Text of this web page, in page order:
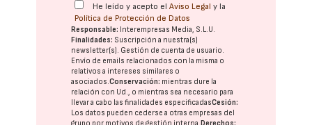
He leído y acepto elAviso Legal y la
Política de Protección de Datos
Responsable: Interempresas Media, S.L.U.
Finalidades: Suscripción a nuestra(s)
newsletter(s). Gestión de cuenta de usuario.
Envío de emails relacionados con la misma o
relativos a intereses similares o
asociados.Conservación: mientras dure la
relación con Ud., o mientras sea necesario para
llevar a cabo las finalidades especificadasCesión:
Los datos pueden cederse a otras empresas del
grupo por motivos de gestión interna.Derechos: